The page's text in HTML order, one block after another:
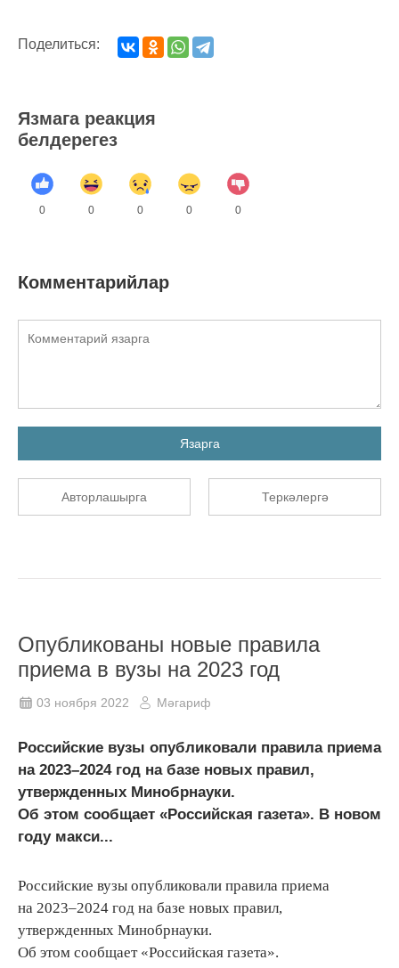
Поделиться:
Язмага реакция
белдерегез
0 0 0 0 0
Комментарийлар
Язарга
Авторлашырга Теркәлергә
Опубликованы новые правила
приема в вузы на 2023 год
03 ноября 2022 Мәгариф
Российские вузы опубликовали правила приема
на 2023–2024 год на базе новых правил,
утвержденных Минобрнауки.
Об этом сообщает «Российская газета». В новом
году макси...
Российские вузы опубликовали правила приема
на 2023–2024 год на базе новых правил,
утвержденных Минобрнауки.
Об этом сообщает «Российская газета».